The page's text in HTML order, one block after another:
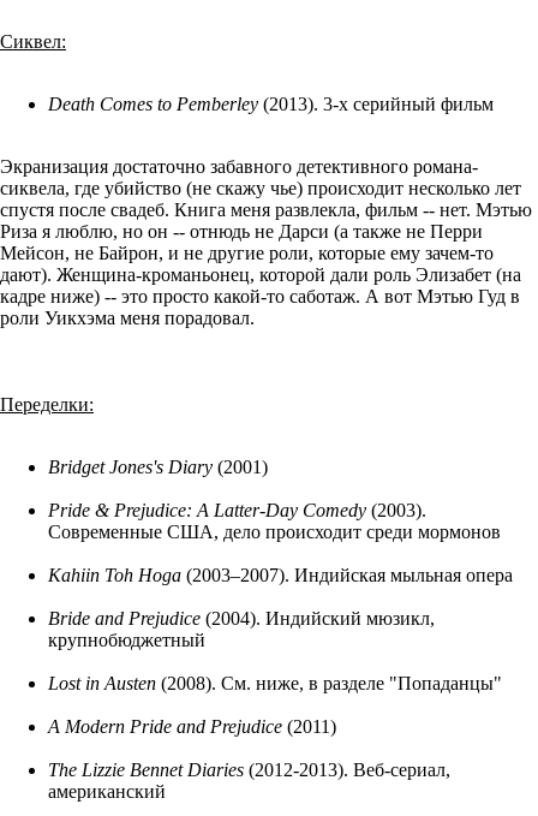
Сиквел:
Death Comes to Pemberley (2013). 3-х серийный фильм
Экранизация достаточно забавного детективного романа-
сиквела, где убийство (не скажу чье) происходит несколько лет
спустя после свадеб. Книга меня развлекла, фильм -- нет. Мэтью
Риза я люблю, но он -- отнюдь не Дарси (а также не Перри
Мейсон, не Байрон, и не другие роли, которые ему зачем-то
дают). Женщина-кроманьонец, которой дали роль Элизабет (на
кадре ниже) -- это просто какой-то саботаж. А вот Мэтью Гуд в
роли Уикхэма меня порадовал.
Переделки:
Bridget Jones's Diary (2001)
Pride & Prejudice: A Latter-Day Comedy (2003).
Современные США, дело происходит среди мормонов
Kahiin Toh Hoga (2003–2007). Индийская мыльная опера
Bride and Prejudice (2004). Индийский мюзикл,
крупнобюджетный
Lost in Austen (2008). См. ниже, в разделе "Попаданцы"
A Modern Pride and Prejudice (2011)
The Lizzie Bennet Diaries (2012-2013). Веб-сериал,
американский